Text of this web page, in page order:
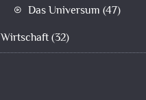
Das Universum (47)
Wirtschaft(32)